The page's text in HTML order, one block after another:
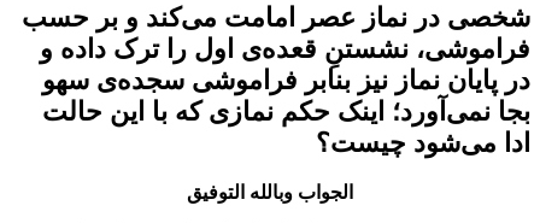
در نماز عصر امامت می‌کند و بر حسب
نشستنِ قعده‌ی اول را ترک داده و
پایان نماز نیز بنابر فراموشی سجده‌ی سهو
نمی‌آورد؛ اینک حکم نمازی که با این حالت
می‌شود چیست؟
الجواب وبالله التوفیق